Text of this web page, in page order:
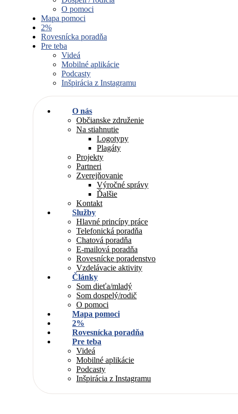
O pomoci
Mapa pomoci
2%
Rovesnícka poradňa
Pre teba
Videá
Mobilné aplikácie
Podcasty
Inšpirácia z Instagramu
O nás
Občianske združenie
Na stiahnutie
Logotypy
Plagáty
Projekty
Partneri
Zverejňovanie
Výročné správy
Ďalšie
Kontakt
Služby
Hlavné princípy práce
Telefonická poradňa
Chatová poradňa
E-mailová poradňa
Rovesnícke poradenstvo
Vzdelávacie aktivity
Články
Som dieťa/mladý
Som dospelý/rodič
O pomoci
Mapa pomoci
2%
Rovesnícka poradňa
Pre teba
Videá
Mobilné aplikácie
Podcasty
Inšpirácia z Instagramu